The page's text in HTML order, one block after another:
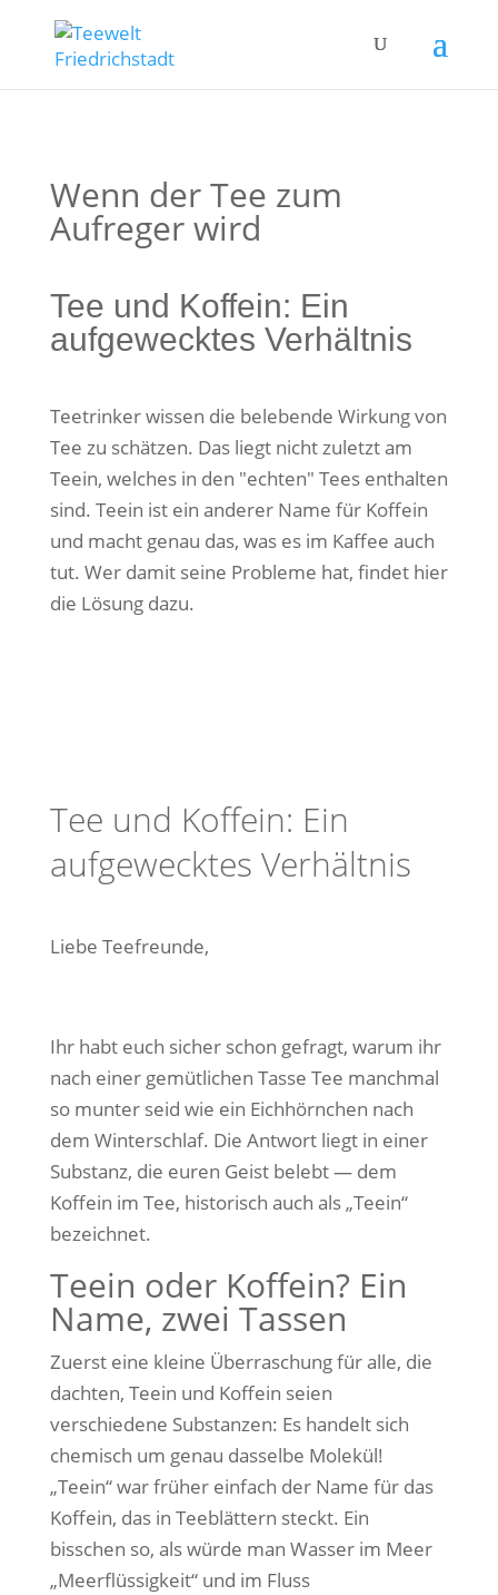
Wenn der Tee zum
Aufreger wird
Tee und Koffein: Ein
aufgewecktes Verhältnis
Teetrinker wissen die belebende Wirkung von
Tee zu schätzen. Das liegt nicht zuletzt am
Teein, welches in den "echten" Tees enthalten
sind. Teein ist ein anderer Name für Koffein
und macht genau das, was es im Kaffee auch
tut. Wer damit seine Probleme hat, findet hier
die Lösung dazu.
Tee und Koffein: Ein
aufgewecktes Verhältnis
Liebe Teefreunde,
Ihr habt euch sicher schon gefragt, warum ihr
nach einer gemütlichen Tasse Tee manchmal
so munter seid wie ein Eichhörnchen nach
dem Winterschlaf. Die Antwort liegt in einer
Substanz, die euren Geist belebt — dem
Koffein im Tee, historisch auch als „Teein“
bezeichnet.
Teein oder Koffein? Ein
Name, zwei Tassen
Zuerst eine kleine Überraschung für alle, die
dachten, Teein und Koffein seien
verschiedene Substanzen: Es handelt sich
chemisch um genau dasselbe Molekül!
„Teein“ war früher einfach der Name für das
Koffein, das in Teeblättern steckt. Ein
bisschen so, als würde man Wasser im Meer
„Meerflüssigkeit“ und im Fluss